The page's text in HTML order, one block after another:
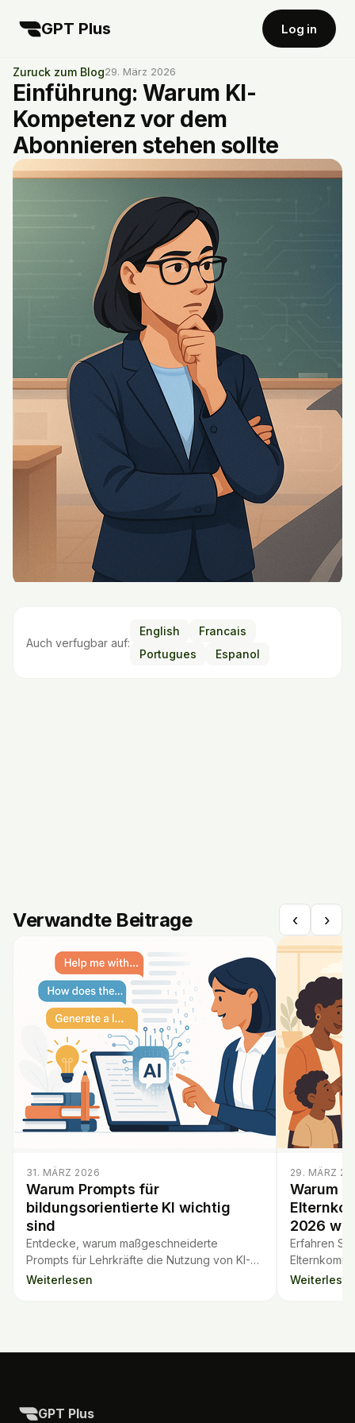
GPT Plus Log in
Zuruck zum Blog29. März 2026
Einführung: Warum KI-
Kompetenz vor dem
Abonnieren stehen sollte
Auch verfugbar auf:
English
Francais
Portugues
Espanol
Verwandte Beitrage ‹ ›
31. MÄRZ 2026
Warum Prompts für
bildungsorientierte KI wichtig
sind
Entdecke, warum maßgeschneiderte
Prompts für Lehrkräfte die Nutzung von KI-
Tools wie TeachBetter.ai und GPT Plus im
Weiterlesen
29. MÄRZ
Warum
2026
Erfahren
Lehrkräfte
GPT Plus